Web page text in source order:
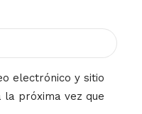
electrónico y sitio
próxima vez que